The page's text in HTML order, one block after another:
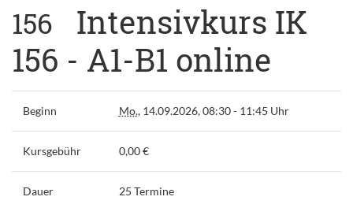
156 Intensivkurs IK
156 - A1-B1 online
Beginn Mo., 14.09.2026, 08:30 - 11:45 Uhr
Kursgebühr 0,00 €
Dauer 25 Termine